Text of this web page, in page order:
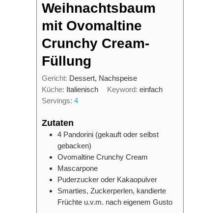
Weihnachtsbaum
mit Ovomaltine
Crunchy Cream-
Füllung
Gericht: Dessert, Nachspeise
Küche: Italienisch Keyword:einfach
Servings: 4
Zutaten
4 Pandorini (gekauft oder selbst
gebacken)
Ovomaltine Crunchy Cream
Mascarpone
Puderzucker oder Kakaopulver
Smarties, Zuckerperlen, kandierte
Früchte u.v.m. nach eigenem Gusto